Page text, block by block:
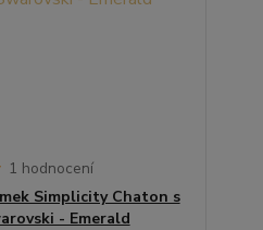
1 hodnocení
Simplicity Chaton s
- Emerald